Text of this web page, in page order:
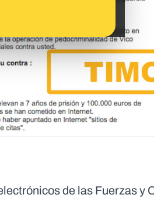
de las Fuerzas y